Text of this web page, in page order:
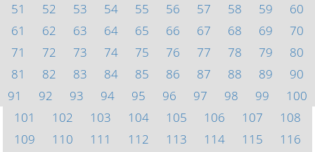
51
52 53 54 55 56 57 58 59
60
61
62 63 64 65 66 67 68 69
70
71
72 73 74 75 76 77 78 79
80
81
82 83 84 85 86 87 88 89
90
91
92 93 94 95 96 97 98 99
100
101
102 103 104 105 106 107
108
109
110 111 112 113 114 115
116